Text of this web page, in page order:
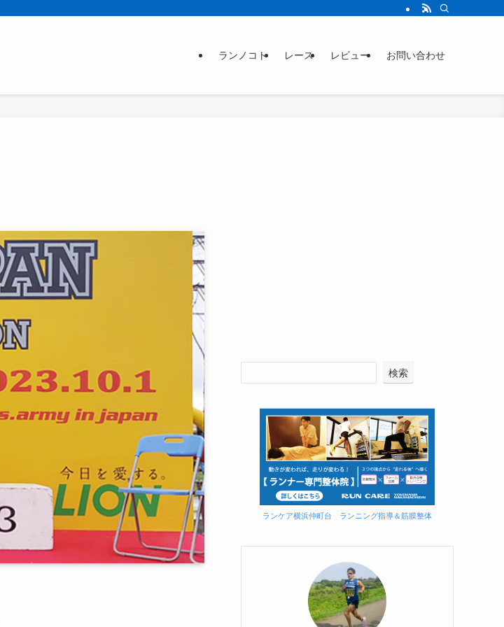
ランノコト レース レビュー お問い合わせ
検索
ランケア横浜仲町台 ランニング指導＆筋膜整体